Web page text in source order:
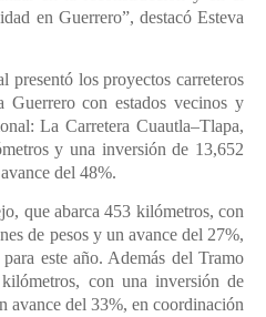
en Guerrero”, destacó Esteva
presentó los proyectos carreteros
Guerrero con estados vecinos y
La Carretera Cuautla–Tlapa,
y una inversión de 13,652
del 48%.
que abarca 453 kilómetros, con
de pesos y un avance del 27%,
este año. Además del Tramo
con una inversión de
avance del 33%, en coordinación